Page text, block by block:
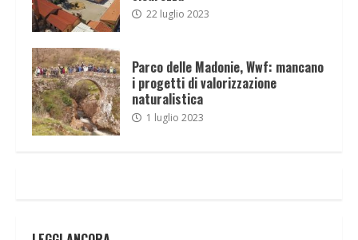
22 luglio 2023
Parco delle Madonie, Wwf: mancano
i progetti di valorizzazione
naturalistica
1 luglio 2023